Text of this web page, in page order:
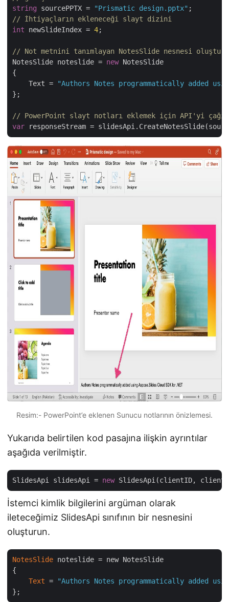
string sourcePPTX = "Prismatic design.pptx"
// İhtiyaçların ekleneceği slayt dizini
int newSlideIndex = 4;
// Not metnini tanımlayan NotesSlide nesnesi
NotesSlide noteslide = new NotesSlide
{
    Text =
"Authors Notes programmatically added
};
// PowerPoint slayt notları eklemek için API'yi
var
Resim:- PowerPoint’e eklenen Sunucu notlarının önizlemesi.
Yukarıda belirtilen kod pasajına ilişkin ayrıntılar
aşağıda verilmiştir.
SlidesApi slidesApi = new
İstemci kimlik bilgilerini argüman olarak
ileteceğimiz SlidesApi sınıfının bir nesnesini
oluşturun.
NotesSlide noteslide = new NotesSlide
{
Text =
"Authors Notes programmatically added